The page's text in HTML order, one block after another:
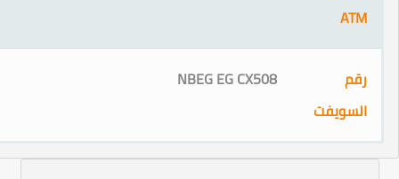
NBEG EG CX508